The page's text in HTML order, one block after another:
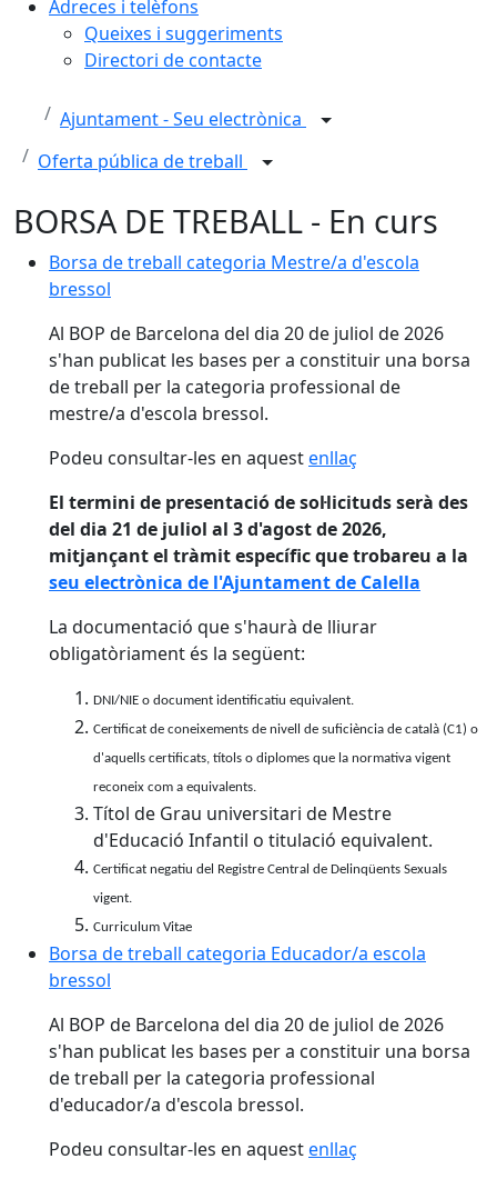
Adreces i telèfons
Queixes i suggeriments
Directori de contacte
Ajuntament - Seu electrònica
Oferta pública de treball
BORSA DE TREBALL - En curs
Borsa de treball categoria Mestre/a d'escola
bressol
Al BOP de Barcelona del dia 20 de juliol de 2026
s'han publicat les bases per a constituir una borsa
de treball per la categoria professional de
mestre/a d'escola bressol.
Podeu consultar-les en aquestenllaç
El termini de presentació de sol·licituds serà des
del dia 21 de juliol al 3 d'agost de 2026,
mitjançant el tràmit específic que trobareu a la
seu electrònica de l'Ajuntament de Calella
La documentació que s'haurà de lliurar
obligatòriament és la següent:
DNI/NIE o document identificatiu equivalent.
Certificat de coneixements de nivell de suficiència de català (C1) o
d'aquells certificats, títols o diplomes que la normativa vigent
reconeix com a equivalents.
Títol de Grau universitari de Mestre
d'Educació Infantil o titulació equivalent.
Certificat negatiu del Registre Central de Delinqüents Sexuals
vigent.
Curriculum Vitae
Borsa de treball categoria Educador/a escola
bressol
Al BOP de Barcelona del dia 20 de juliol de 2026
s'han publicat les bases per a constituir una borsa
de treball per la categoria professional
d'educador/a d'escola bressol.
Podeu consultar-les en aquestenllaç